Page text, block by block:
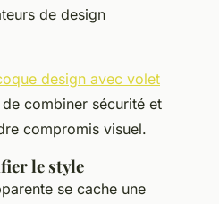
de design
design avec volet
combiner sécurité et
compromis visuel.
le style
se cache une